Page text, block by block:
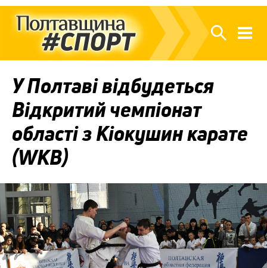
У Полтаві відбудеться
Відкритий чемпіонат
області з Кіокушин карате
(WKB)